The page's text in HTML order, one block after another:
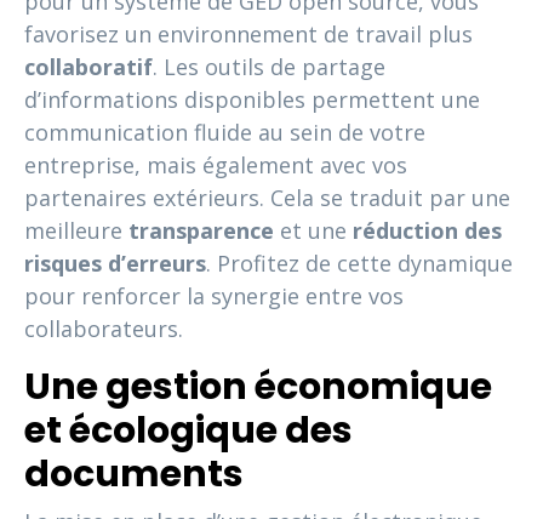
favorisez un environnement de travail plus
collaboratif. Les outils de partage
d’informations disponibles permettent une
communication fluide au sein de votre
entreprise, mais également avec vos
partenaires extérieurs. Cela se traduit par une
meilleure transparence et une réduction des
risques d’erreurs. Profitez de cette dynamique
pour renforcer la synergie entre vos
collaborateurs.
Une gestion économique
et écologique des
documents